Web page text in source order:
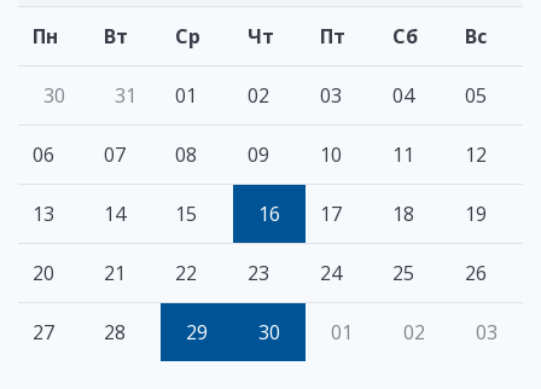
Пн Вт Ср Чт Пт Сб Вс
30 31 01 02 03 04 05
06 07 08 09 10 11 12
13 14 15 16 17 18 19
20 21 22 23 24 25 26
27 28 29 30 01 02 03